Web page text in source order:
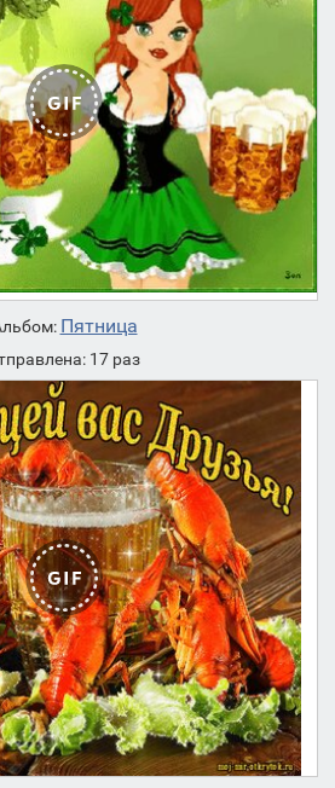
Пятница
17 раз